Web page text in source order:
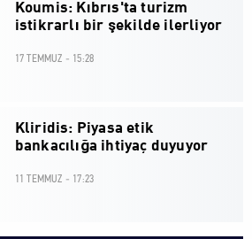
Koumis: Kıbrıs'ta turizm
istikrarlı bir şekilde ilerliyor
17 TEMMUZ - 15:28
Kliridis: Piyasa etik
bankacılığa ihtiyaç duyuyor
11 TEMMUZ - 17:23